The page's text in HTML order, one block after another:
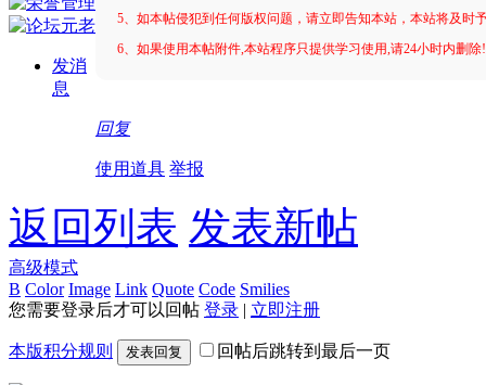
发消
息
5、如本帖侵犯到任何版权问题，请立即告知本站，本站将及时
6、如果使用本帖附件,本站程序只提供学习使用,请24小时内删
回复
使用道具 举报
返回列表 发表新帖
高级模式
B Color Image Link Quote Code Smilies
您需要登录后才可以回帖 登录 | 立即注册
本版积分规则 发表回复 回帖后跳转到最后一页